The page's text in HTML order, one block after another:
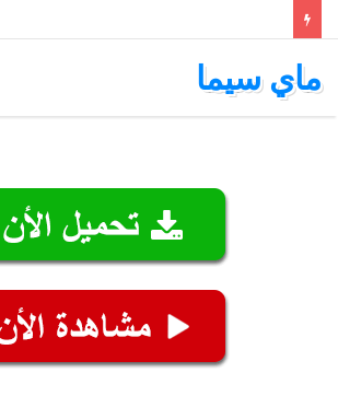
ماي سيما